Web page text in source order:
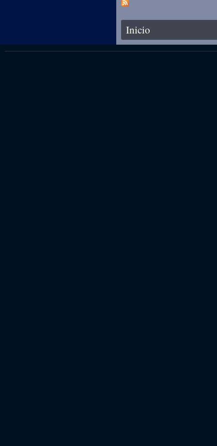
Se encuentra usted aquí
Inicio